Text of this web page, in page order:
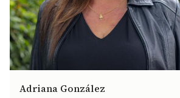
Adriana González